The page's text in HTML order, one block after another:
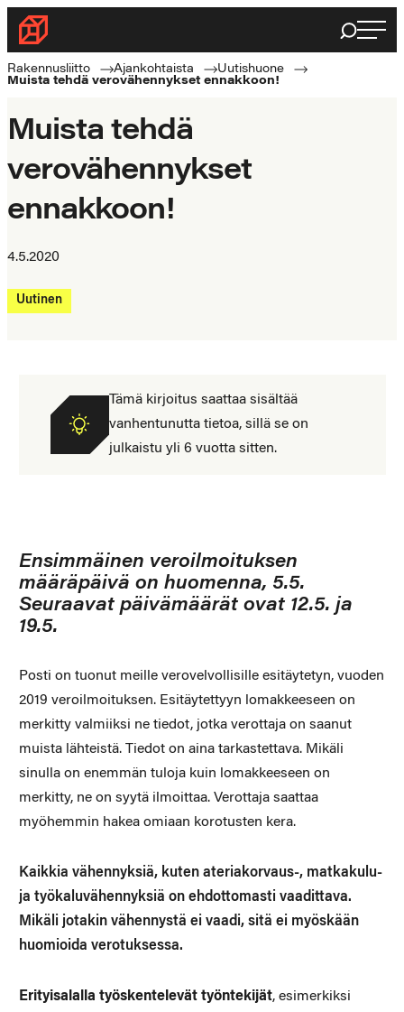
Siirry
suoraan
sisältöön
Rakennusliitto
Rakennusalan
ammattilaisten
Haku
Rakennusliitto Ajankohtaista
Uutishuone
Muista tehdä verovähennykset ennakkoon!
Muista tehdä
verovähennykset
ennakkoon!
4.5.2020
Uutinen
Tämä kirjoitus saattaa sisältää
vanhentunutta tietoa, sillä se on
julkaistu yli 6 vuotta sitten.
Ensimmäinen veroilmoituksen
määräpäivä on huomenna, 5.5.
Seuraavat päivämäärät ovat 12.5. ja
19.5.
Posti on tuonut meille verovelvollisille esitäytetyn, vuoden
2019 veroilmoituksen. Esitäytettyyn lomakkeeseen on
merkitty valmiiksi ne tiedot, jotka verottaja on saanut
muista lähteistä. Tiedot on aina tarkastettava. Mikäli
sinulla on enemmän tuloja kuin lomakkeeseen on
merkitty, ne on syytä ilmoittaa. Verottaja saattaa
myöhemmin hakea omiaan korotusten kera.
Kaikkia vähennyksiä, kuten ateriakorvaus-, matkakulu-
ja työkaluvähennyksiä on ehdottomasti vaadittava.
Mikäli jotakin vähennystä ei vaadi, sitä ei myöskään
huomioida verotuksessa.
Erityisalalla työskentelevät työntekijät, esimerkiksi